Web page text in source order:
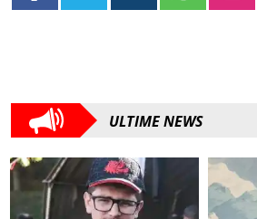
ULTIME NEWS